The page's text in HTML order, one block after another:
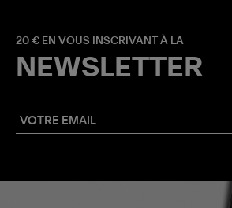
20 € EN VOUS INSCRIVANT À LA
NEWSLETTER